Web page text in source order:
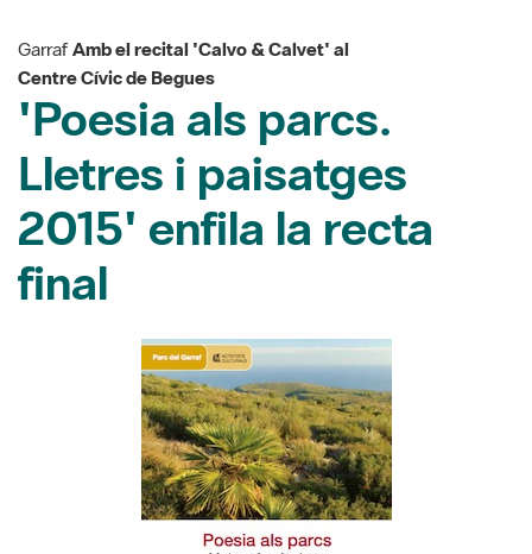
'Poesia als parcs.
Lletres i paisatges
2015' enfila la recta
final